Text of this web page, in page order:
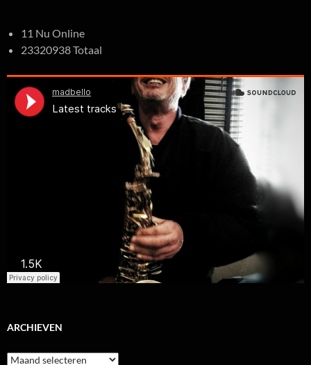
11 Nu Online
23320938 Totaal
ARCHIEVEN
Archieven